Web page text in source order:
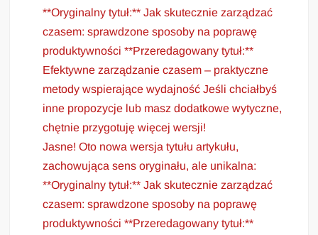
**Oryginalny tytuł:** Jak skutecznie zarządzać
czasem: sprawdzone sposoby na poprawę
produktywności **Przeredagowany tytuł:**
Efektywne zarządzanie czasem – praktyczne
metody wspierające wydajność Jeśli chciałbyś
inne propozycje lub masz dodatkowe wytyczne,
chętnie przygotuję więcej wersji!
Jasne! Oto nowa wersja tytułu artykułu,
zachowująca sens oryginału, ale unikalna:
**Oryginalny tytuł:** Jak skutecznie zarządzać
czasem: sprawdzone sposoby na poprawę
produktywności **Przeredagowany tytuł:**